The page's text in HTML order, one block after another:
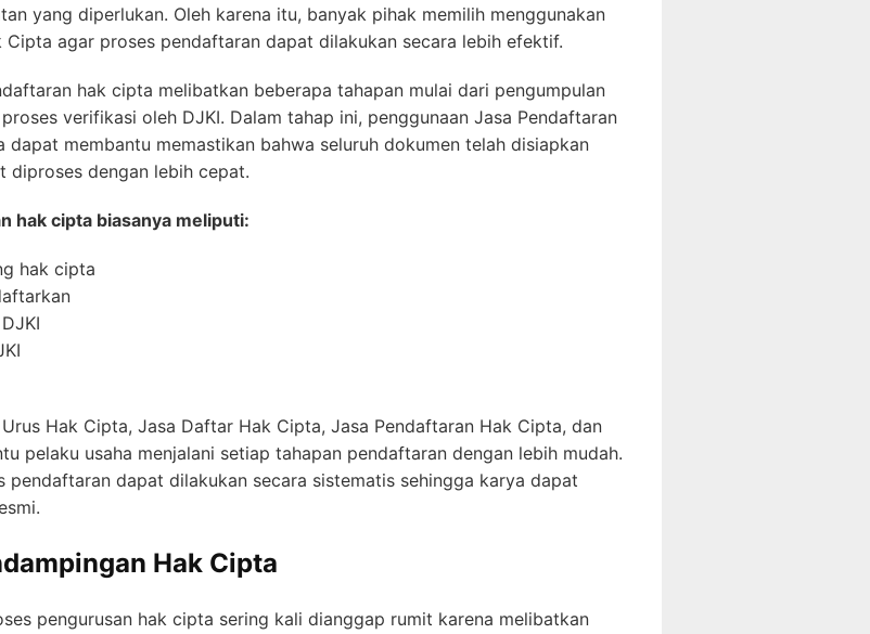
yang diperlukan. Oleh karena itu, banyak pihak memilih menggunakan
agar proses pendaftaran dapat dilakukan secara lebih efektif.
hak cipta melibatkan beberapa tahapan mulai dari pengumpulan
verifikasi oleh DJKI. Dalam tahap ini, penggunaan Jasa Pendaftaran
membantu memastikan bahwa seluruh dokumen telah disiapkan
diproses dengan lebih cepat.
hak cipta biasanya meliputi:
hak cipta
Hak Cipta, Jasa Daftar Hak Cipta, Jasa Pendaftaran Hak Cipta, dan
pelaku usaha menjalani setiap tahapan pendaftaran dengan lebih mudah.
pendaftaran dapat dilakukan secara sistematis sehingga karya dapat
Hak Cipta
pengurusan hak cipta sering kali dianggap rumit karena melibatkan